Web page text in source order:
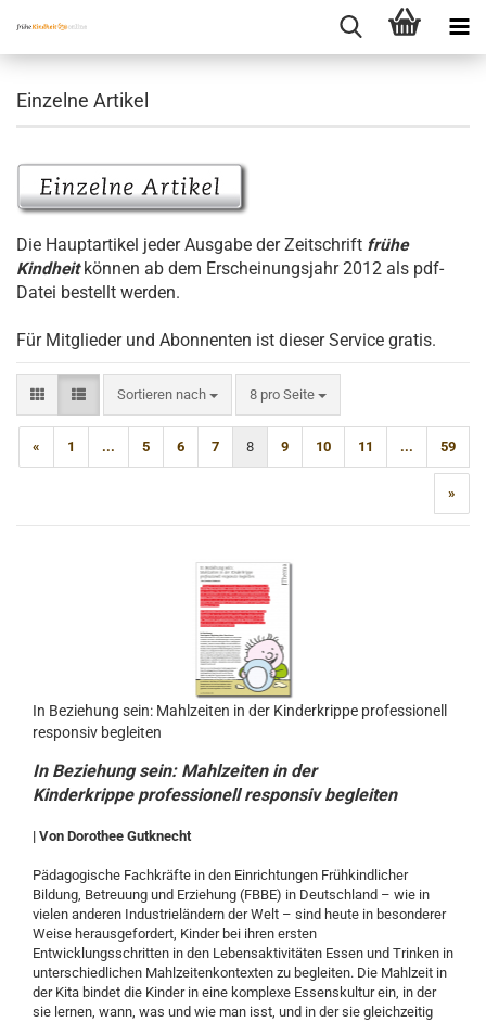
Einzelne Artikel
Die Hauptartikel jeder Ausgabe der Zeitschrift frühe
Kindheit können ab dem Erscheinungsjahr 2012 als pdf-
Datei bestellt werden.
Für Mitglieder und Abonnenten ist dieser Service gratis.
Sortieren nach
Sortieren nach 8 pro Seite
pro Seite
« 1 ... 5 6 7 8 9 10 11 ... 59
»
In Beziehung sein: Mahlzeiten in der Kinderkrippe professionell
responsiv begleiten
In Beziehung sein: Mahlzeiten in der
Kinderkrippe professionell responsiv begleiten
| Von Dorothee Gutknecht
Pädagogische Fachkräfte in den Einrichtungen Frühkindlicher
Bildung, Betreuung und Erziehung (FBBE) in Deutschland – wie in
vielen anderen Industrieländern der Welt – sind heute in besonderer
Weise herausgefordert, Kinder bei ihren ersten
Entwicklungsschritten in den Lebensaktivitäten Essen und Trinken in
unterschiedlichen Mahlzeitenkontexten zu begleiten. Die Mahlzeit in
der Kita bindet die Kinder in eine komplexe Essenskultur ein, in der
sie lernen, wann, was und wie man isst, und in der sie gleichzeitig